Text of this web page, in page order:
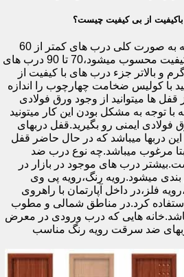
از بی کیفیت چیست؟
اولین راه وزن درب هست که به صورت کلی درب های کمتر از 60
کیلوگرم جزء درب های بی کیفیت محسوب میشود،70 تا 90 درب های
درب های 90 کیلوگرم و بالاتر جزء درب های با کیفیت از
با کولیس ضخامت چهارچوب را اندازه
قفل ها میتوانید از وجود ورق فولادی
توجه به مشکل بودن این کار میتونید
ایمنی رو بگیرید.قفل دربهای
دربها میباشد که در حال حاضر قفل
مرغوب میباشد.چه نوع درب ضد
درب های موجود در بازار در
تقسیم بندی میشود.رویه رنگ،رویه پی وی
فلز،در داخل آپارتمان با راهروی
استفاده کرد.در مناطق شمالی و مطوب
هایی که درب ورودی در معرض
ضد سرقت رویه رنگ مناسب